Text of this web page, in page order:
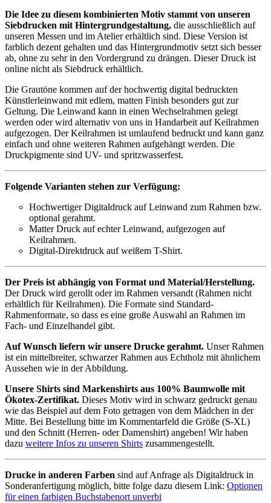
Die Idee zu diesem kombinierten Motiv stammt von unseren
Siebdrucken mit Hintergrundgestaltung, die ausschließlich auf
unseren Messen und im Atelier erhältlich sind. Diese Version ist
farblich dezent gehalten und das Hintergrundmotiv setzt sich besser
ab, ohne zu sehr in den Vordergrund zu drängen. Dieser Druck ist
online nicht als Siebdruck erhältlich.
Die Grautöne kommen auf der hochwertig digital bedruckten
Künstlerleinwand mit edlem, matten Finish besonders gut zur
Geltung. Die Leinwand kann in einen Wechselrahmen gelegt
werden oder wird alternativ von uns in Handarbeit auf Keilrahmen
aufgezogen. Der Keilrahmen ist umlaufend bedruckt und kann ganz
einfach und ohne weiteren Rahmen aufgehängt werden. Die
Druckpigmente sind UV- und spritzwasserfest.
Folgende Varianten stehen zur Verfügung:
Hochwertiger Digitaldruck auf Leinwand zum Rahmen bzw.
optional gerahmt.
Matter Druck auf echter Leinwand, aufgezogen auf
Keilrahmen.
Digital-Direktdruck auf weißem T-Shirt.
Der Preis ist abhängig von Format und Material/Herstellung.
Der Druck wird gerollt oder im Rahmen versandt (Rahmen nicht
erhältlich für Keilrahmen). Die Formate sind Standard-
Rahmenformate, so dass es eine große Auswahl an Rahmen im
Fach- und Einzelhandel gibt.
Auf Wunsch liefern wir unsere Drucke gerahmt. Unser Rahmen
ist ein mittelbreiter, schwarzer Rahmen aus Echtholz mit ähnlichem
Aussehen wie in der Abbildung.
Unsere Shirts sind Markenshirts aus 100% Baumwolle mit
Ökotex-Zertifikat. Dieses Motiv wird in schwarz gedruckt genau
wie das Beispiel auf dem Foto getragen von dem Mädchen in der
Mitte. Bei Bestellung bitte im Kommentarfeld die Größe (S-XL)
und den Schnitt (Herren- oder Damenshirt) angeben! Wir haben
dazu weitere Infos zu unseren Shirts zusammengestellt.
Drucke in anderen Farben sind auf Anfrage als Digitaldruck in
Sonderanfertigung möglich, bitte folge dazu diesem Link: Optionen
für einen farbigen Buchstabenort unverbi